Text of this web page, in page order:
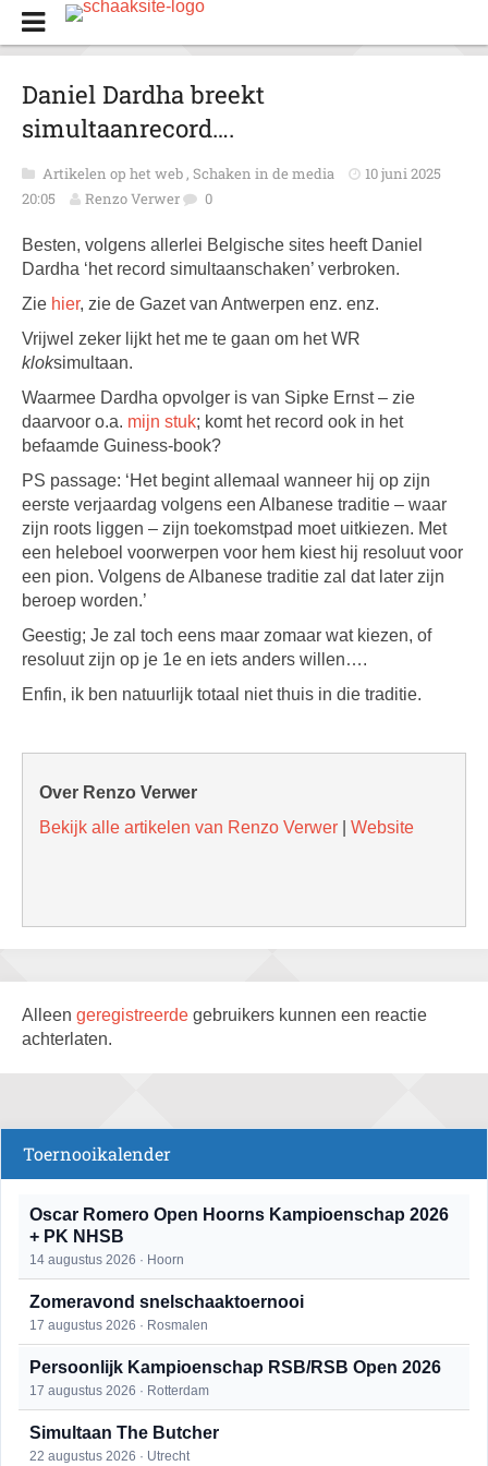
Daniel Dardha breekt
simultaanrecord….
Artikelen op het web, Schaken in de media
10 juni 2025
20:05
Renzo Verwer 0
Besten, volgens allerlei Belgische sites heeft Daniel
Dardha ‘het record simultaanschaken’ verbroken.
Zie hier, zie de Gazet van Antwerpen enz. enz.
Vrijwel zeker lijkt het me te gaan om het WR
kloksimultaan.
Waarmee Dardha opvolger is van Sipke Ernst – zie
daarvoor o.a. mijn stuk; komt het record ook in het
befaamde Guiness-book?
PS passage: ‘Het begint allemaal wanneer hij op zijn
eerste verjaardag volgens een Albanese traditie – waar
zijn roots liggen – zijn toekomstpad moet uitkiezen. Met
een heleboel voorwerpen voor hem kiest hij resoluut voor
een pion. Volgens de Albanese traditie zal dat later zijn
beroep worden.’
Geestig; Je zal toch eens maar zomaar wat kiezen, of
resoluut zijn op je 1e en iets anders willen….
Enfin, ik ben natuurlijk totaal niet thuis in die traditie.
Over Renzo Verwer
Bekijk alle artikelen van Renzo Verwer
Website
Alleen geregistreerde gebruikers kunnen een reactie
achterlaten.
Toernooikalender
Oscar Romero Open Hoorns Kampioenschap 2026
+ PK NHSB
14 augustus 2026 · Hoorn
Zomeravond snelschaaktoernooi
17 augustus 2026 · Rosmalen
Persoonlijk Kampioenschap RSB/RSB Open 2026
17 augustus 2026 · Rotterdam
Simultaan The Butcher
22 augustus 2026 · Utrecht